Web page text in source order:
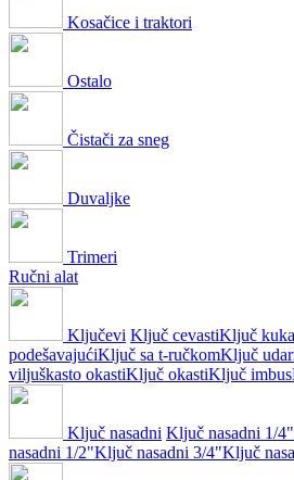
Kosačice i traktori
Ostalo
Čistači za sneg
Duvaljke
Trimeri
Ručni alat
Ključevi Ključ cevastiKljuč
podešavajućiKljuč sa t-ručkomKljuč
viljuškasto okastiKljuč okastiKljuč imbus
Ključ nasadni Ključ nasadni 1/4"
nasadni 1/2"Ključ nasadni 3/4"Ključ